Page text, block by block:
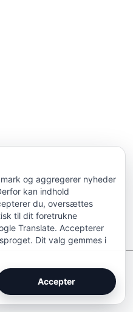
Cannabis
og aggregerer nyheder
kan indhold
du, oversættes
til dit foretrukne
Translate. Accepterer
Dit valg gemmes i
Accepter